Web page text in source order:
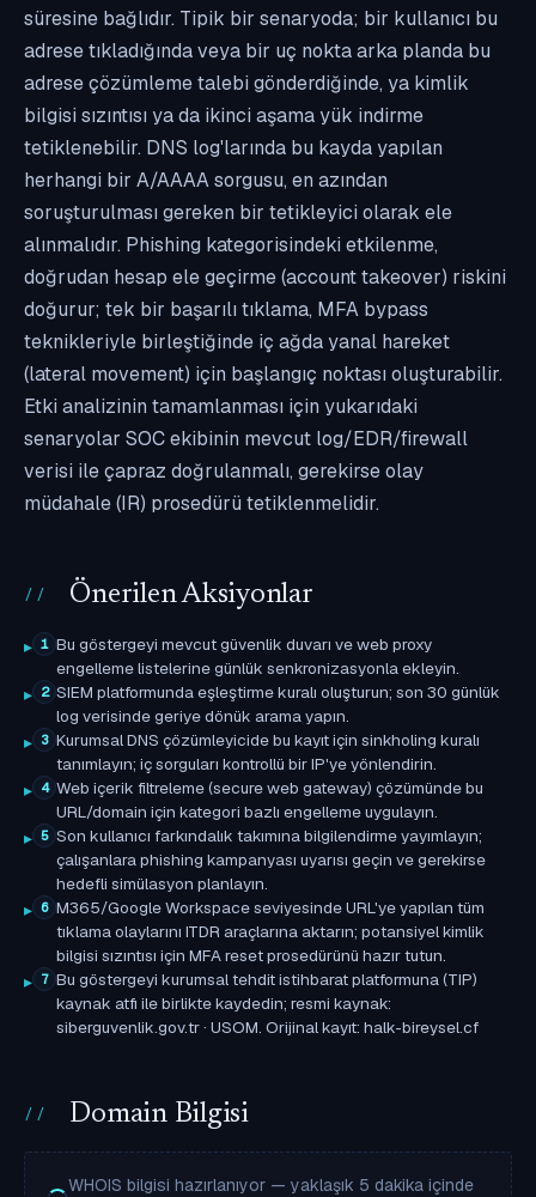
süresine bağlıdır. Tipik bir senaryoda; bir kullanıcı bu
adrese tıkladığında veya bir uç nokta arka planda bu
adrese çözümleme talebi gönderdiğinde, ya kimlik
bilgisi sızıntısı ya da ikinci aşama yük indirme
tetiklenebilir. DNS log'larında bu kayda yapılan
herhangi bir A/AAAA sorgusu, en azından
soruşturulması gereken bir tetikleyici olarak ele
alınmalıdır. Phishing kategorisindeki etkilenme,
doğrudan hesap ele geçirme (account takeover) riskini
doğurur; tek bir başarılı tıklama, MFA bypass
teknikleriyle birleştiğinde iç ağda yanal hareket
(lateral movement) için başlangıç noktası oluşturabilir.
Etki analizinin tamamlanması için yukarıdaki
senaryolar SOC ekibinin mevcut log/EDR/firewall
verisi ile çapraz doğrulanmalı, gerekirse olay
müdahale (IR) prosedürü tetiklenmelidir.
Önerilen Aksiyonlar
1 Bu göstergeyi mevcut güvenlik duvarı ve web proxy
engelleme listelerine günlük senkronizasyonla ekleyin.
2 SIEM platformunda eşleştirme kuralı oluşturun; son 30 günlük
log verisinde geriye dönük arama yapın.
3 Kurumsal DNS çözümleyicide bu kayıt için sinkholing kuralı
tanımlayın; iç sorguları kontrollü bir IP'ye yönlendirin.
4 Web içerik filtreleme (secure web gateway) çözümünde bu
URL/domain için kategori bazlı engelleme uygulayın.
5 Son kullanıcı farkındalık takımına bilgilendirme yayımlayın;
çalışanlara phishing kampanyası uyarısı geçin ve gerekirse
hedefli simülasyon planlayın.
6 M365/Google Workspace seviyesinde URL'ye yapılan tüm
tıklama olaylarını ITDR araçlarına aktarın; potansiyel kimlik
bilgisi sızıntısı için MFA reset prosedürünü hazır tutun.
7 Bu göstergeyi kurumsal tehdit istihbarat platformuna (TIP)
kaynak atfı ile birlikte kaydedin; resmi kaynak:
siberguvenlik.gov.tr · USOM. Orijinal kayıt: halk-bireysel.cf
Domain Bilgisi
WHOIS bilgisi hazırlanıyor — yaklaşık 5 dakika içinde